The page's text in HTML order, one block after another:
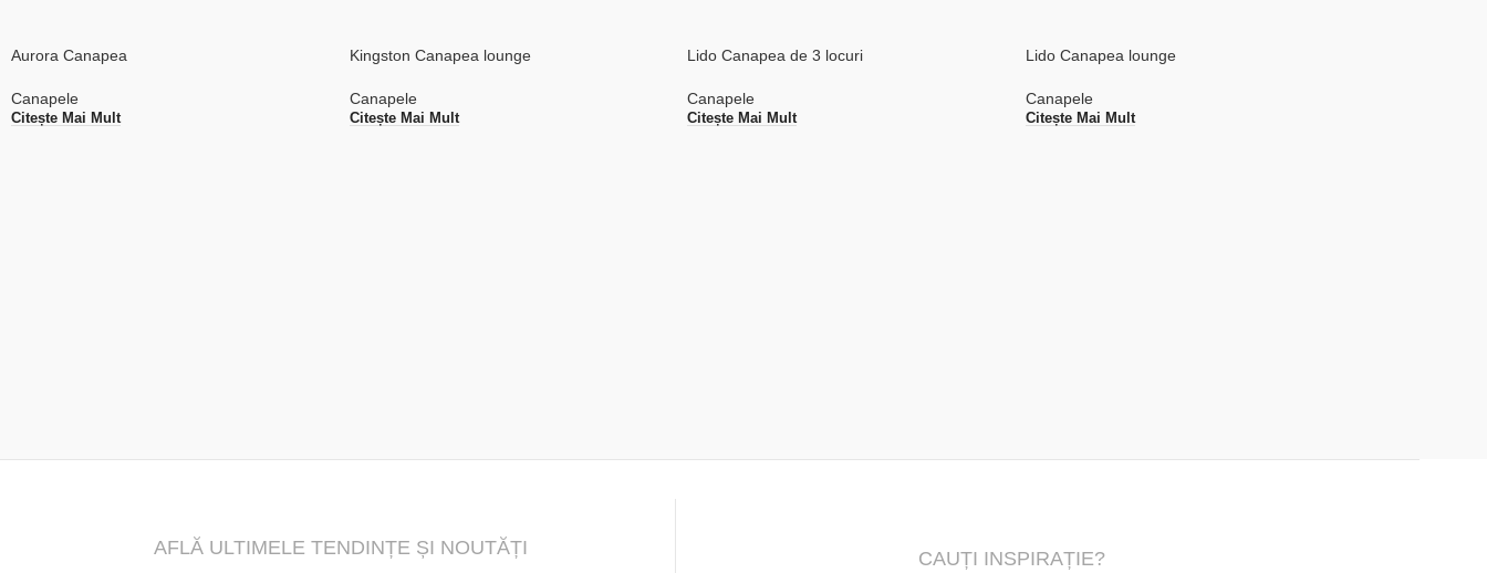
Aurora Canapea
Canapele
Citește Mai Mult
Kingston Canapea lounge
Canapele
Citește Mai Mult
Lido Canapea de 3 locuri
Canapele
Citește Mai Mult
Lido Canapea lounge
Canapele
Citește Mai Mult
AFLĂ ULTIMELE TENDINȚE ȘI NOUTĂȚI CAUȚI INSPIRAȚIE?